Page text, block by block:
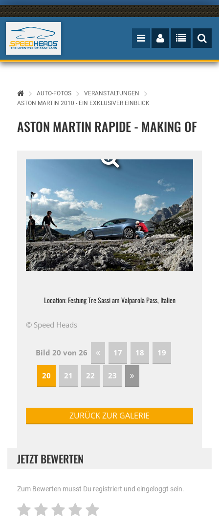
AUTO-FOTOS
VERANSTALTUNGEN
ASTON MARTIN 2010 - EIN EXKLUSIVER EINBLICK
ASTON MARTIN RAPIDE - MAKING OF
Location: Festung Tre Sassi am Valparola Pass, Italien
© Speed Heads
Bild 20 von 26 17 18 19
20 21 22 23
ZURÜCK ZUR GALERIE
JETZT BEWERTEN
Zum Bewerten musst Du registriert und eingeloggt sein.